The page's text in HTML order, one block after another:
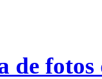
de